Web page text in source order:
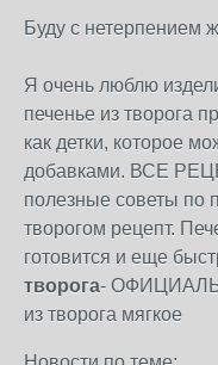
Буду с нетерпением
Я очень люблю
печенье из творога
как детки, которое
добавками. ВСЕ
полезные советы по
творогом рецепт.
готовится и еще
творога-
из творога мягкое